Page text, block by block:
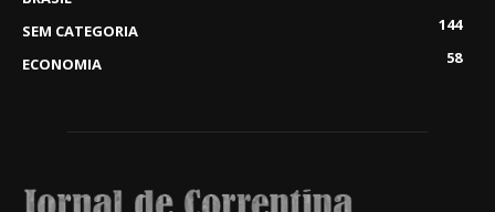
SEM CATEGORIA
144
ECONOMIA
58